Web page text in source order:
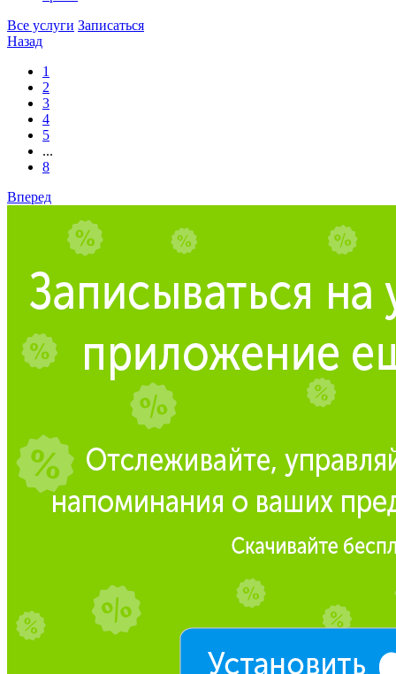
Все услуги Записаться
Назад
1
2
3
4
5
...
8
Вперед